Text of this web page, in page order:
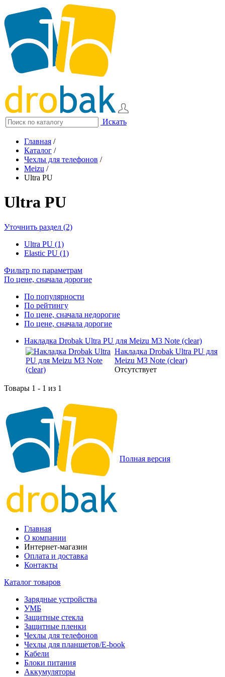
Искать
Главная /
Каталог /
Чехлы для телефонов /
Meizu /
Ultra PU
Ultra PU
Уточнить раздел (2)
Ultra PU (1)
Elastic PU (1)
Фильтр по параметрам
По цене, сначала дорогие
По популярности
По рейтингу
По цене, сначала недорогие
По цене, сначала дорогие
Накладка Drobak Ultra PU для Meizu M3 Note (clear)
Накладка Drobak Ultra PU для
Meizu M3 Note (clear)
Отсутствует
Товары 1 - 1 из 1
Полная версия
Главная
О компании
Интернет-магазин
Оплата и доставка
Контакты
Каталог товаров
Зарядные устройства
УМБ
Защитные стекла
Защитные пленки
Чехлы для телефонов
Чехлы для планшетов/E-book
Кабели
Блоки питания
Аккумуляторы